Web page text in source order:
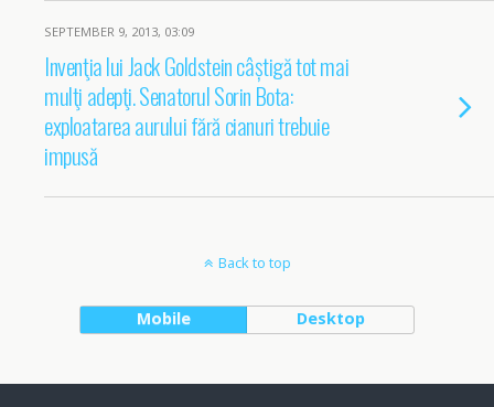
SEPTEMBER 9, 2013, 03:09
Invenţia lui Jack Goldstein câștigă tot mai
mulţi adepţi. Senatorul Sorin Bota:
exploatarea aurului fără cianuri trebuie
impusă
Back to top
Mobile Desktop